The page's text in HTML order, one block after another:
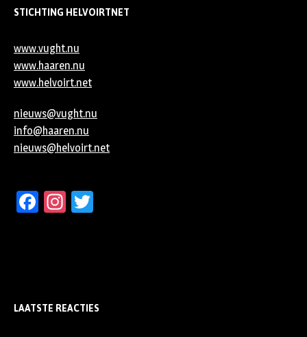
STICHTING HELVOIRTNET
www.vught.nu
www.haaren.nu
www.helvoirt.net
nieuws@vught.nu
info@haaren.nu
nieuws@helvoirt.net
Facebook
Instagram
LAATSTE REACTIES